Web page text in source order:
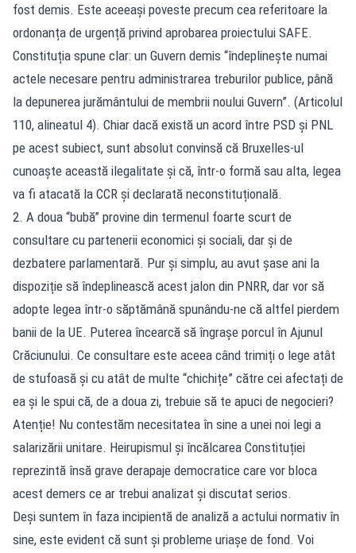
fost demis. Este aceeași poveste precum cea referitoare la
ordonanța de urgență privind aprobarea proiectului SAFE.
Constituția spune clar: un Guvern demis “îndeplinește numai
actele necesare pentru administrarea treburilor publice, până
la depunerea jurământului de membrii noului Guvern”. (Articolul
110, alineatul 4). Chiar dacă există un acord între PSD și PNL
pe acest subiect, sunt absolut convinsă că Bruxelles-ul
cunoaște această ilegalitate și că, într-o formă sau alta, legea
va fi atacată la CCR și declarată neconstituțională.
2. A doua “bubă” provine din termenul foarte scurt de
consultare cu partenerii economici și sociali, dar și de
dezbatere parlamentară. Pur și simplu, au avut șase ani la
dispoziție să îndeplinească acest jalon din PNRR, dar vor să
adopte legea într-o săptămână spunându-ne că altfel pierdem
banii de la UE. Puterea încearcă să îngrașe porcul în Ajunul
Crăciunului. Ce consultare este aceea când trimiți o lege atât
de stufoasă și cu atât de multe “chichițe” către cei afectați de
ea și le spui că, de a doua zi, trebuie să te apuci de negocieri?
Atenție! Nu contestăm necesitatea în sine a unei noi legi a
salarizării unitare. Heirupismul și încălcarea Constituției
reprezintă însă grave derapaje democratice care vor bloca
acest demers ce ar trebui analizat și discutat serios.
Deși suntem în faza incipientă de analiză a actului normativ în
sine, este evident că sunt și probleme uriașe de fond. Voi